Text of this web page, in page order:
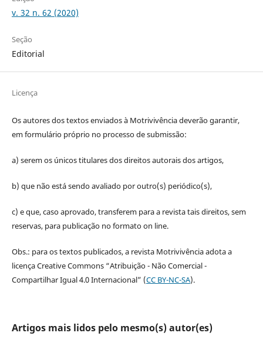
v. 32 n. 62 (2020)
Seção
Editorial
Licença
Os autores dos textos enviados à Motrivivência deverão garantir,
em formulário próprio no processo de submissão:
a) serem os únicos titulares dos direitos autorais dos artigos,
b) que não está sendo avaliado por outro(s) periódico(s),
c) e que, caso aprovado, transferem para a revista tais direitos, sem
reservas, para publicação no formato on line.
Obs.: para os textos publicados, a revista Motrivivência adota a
licença Creative Commons “Atribuição - Não Comercial -
Compartilhar Igual 4.0 Internacional” (CC BY-NC-SA).
Artigos mais lidos pelo mesmo(s) autor(es)